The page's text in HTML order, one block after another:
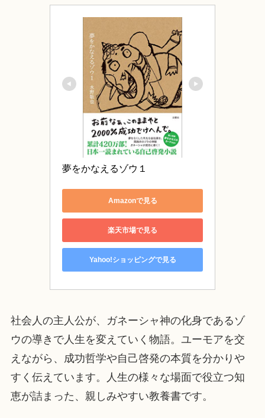
夢をかなえるゾウ１
Amazonで見る
楽天市場で見る
Yahoo!ショッピングで見る
社会人の主人公が、ガネーシャ神の化身であるゾ
ウの導きで人生を変えていく物語。ユーモアを交
えながら、成功哲学や自己啓発の本質を分かりや
すく伝えています。人生の様々な場面で役立つ知
恵が詰まった、親しみやすい教養書です。